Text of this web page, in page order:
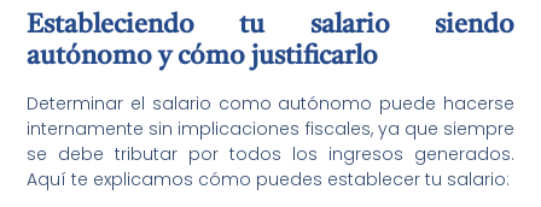
Estableciendo tu salario siendo
autónomo y cómo justificarlo
Determinar el salario como autónomo puede hacerse
internamente sin implicaciones fiscales, ya que siempre
se debe tributar por todos los ingresos generados.
Aquí te explicamos cómo puedes establecer tu salario: